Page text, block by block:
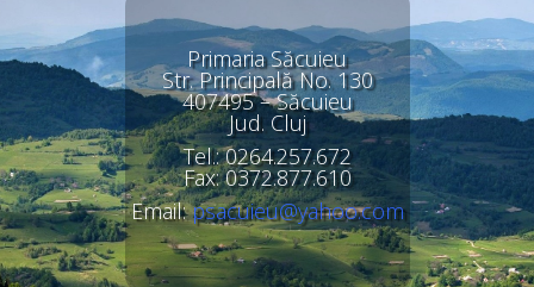
Primaria Săcuieu
Str. Principală No. 130
407495 – Săcuieu
Jud. Cluj
Tel.: 0264.257.672
Fax: 0372.877.610
Email:psacuieu@yahoo.com